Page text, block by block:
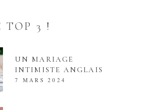
TOP 3 !
UN MARIAGE
INTIMISTE ANGLAIS
7 MARS 2024